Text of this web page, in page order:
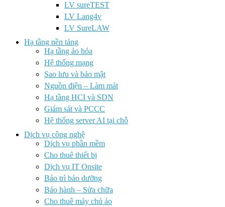
LV sureTEST
LV Lang4v
LV SureLAW
Hạ tầng nền tảng
Hạ tầng ảo hóa
Hệ thống mạng
Sao lưu và bảo mật
Nguồn điện – Làm mát
Hạ tầng HCI và SDN
Giám sát và PCCC
Hệ thống server AI tại chỗ
Dịch vụ công nghệ
Dịch vụ phần mềm
Cho thuê thiết bị
Dịch vụ IT Onsite
Bảo trì bảo dưỡng
Bảo hành – Sửa chữa
Cho thuê máy chủ ảo